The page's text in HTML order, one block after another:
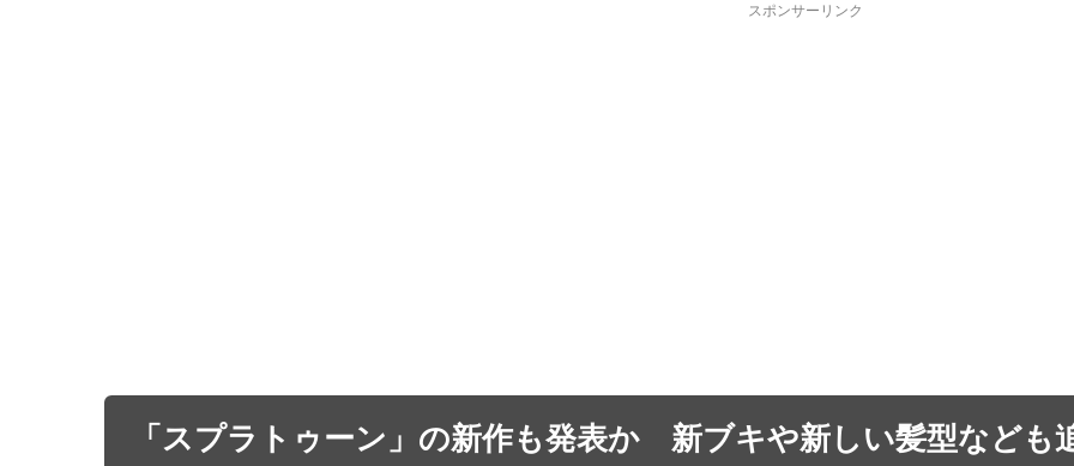
スポンサーリンク
「スプラトゥーン」の新作も発表か 新ブキや新しい髪型なども